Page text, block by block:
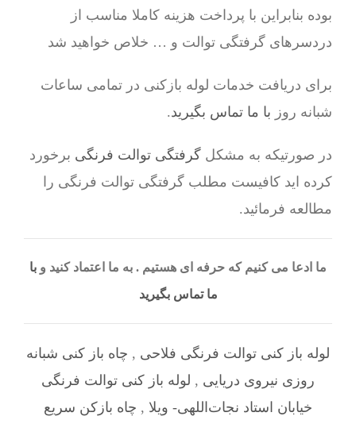
بوده بنابراین با پرداخت هزینه کاملا مناسب از
دردسرهای گرفتگی توالت و … خلاص خواهید شد
برای دریافت خدمات لوله بازکنی در تمامی ساعات
شبانه روز با ما تماس بگیرید.
در صورتیکه به مشکل گرفتگی توالت فرنگی برخورد
کرده اید کافیست مطلب گرفتگی توالت فرنگی را
مطالعه فرمائید.
ما ادعا می کنیم که حرفه ای هستیم . به ما اعتماد کنید و با
ما تماس بگیرید
لوله باز کنی توالت فرنگی فلاحی , چاه باز کنی شبانه
روزی نیروی دریایی , لوله باز کنی توالت فرنگی
خیابان استاد نجات‌اللهی- ویلا , چاه بازکن سریع